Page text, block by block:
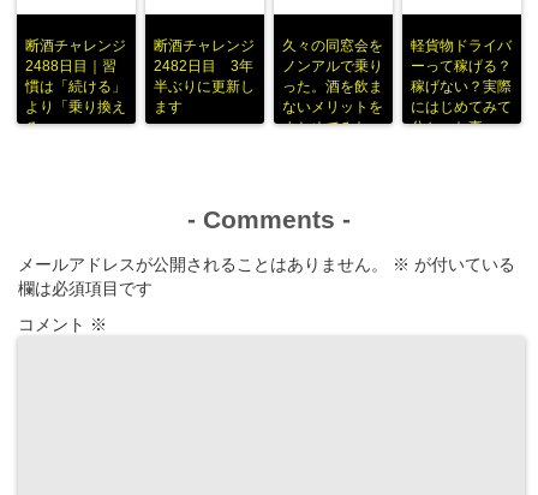
断酒チャレンジ
2488日目｜習
慣は「続ける」
より「乗り換え
る」
断酒チャレンジ
2482日目 3年
半ぶりに更新し
ます
久々の同窓会を
ノンアルで乗り
った。酒を飲ま
ないメリットを
まとめてみた
軽貨物ドライバ
ーって稼げる？
稼げない？実際
にはじめてみて
分かった事
- Comments -
メールアドレスが公開されることはありません。 ※ が付いている
欄は必須項目です
コメント ※